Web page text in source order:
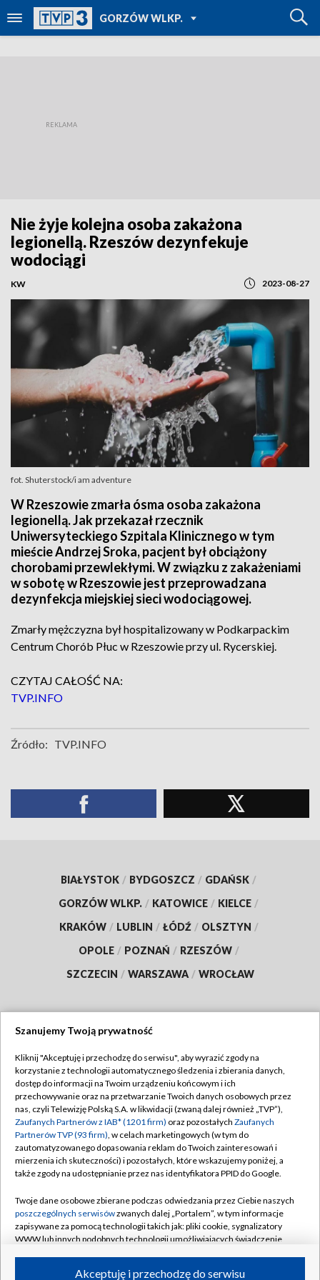
GORZÓW WLKP.
TVP REGIONY
Nie żyje kolejna osoba zakażona
legionellą. Rzeszów dezynfekuje
wodociągi
KW 2023-08-27
fot. Shuterstock/i am adventure
W Rzeszowie zmarła ósma osoba zakażona
legionellą. Jak przekazał rzecznik
Uniwersyteckiego Szpitala Klinicznego w tym
mieście Andrzej Sroka, pacjent był obciążony
chorobami przewlekłymi. W związku z zakażeniami
w sobotę w Rzeszowie jest przeprowadzana
dezynfekcja miejskiej sieci wodociągowej.
Zmarły mężczyzna był hospitalizowany w Podkarpackim
Centrum Chorób Płuc w Rzeszowie przy ul. Rycerskiej.
CZYTAJ CAŁOŚĆ NA:
TVP.INFO
Źródło: TVP.INFO
BIAŁYSTOK / BYDGOSZCZ / GDAŃSK /
GORZÓW WLKP. / KATOWICE / KIELCE /
KRAKÓW / LUBLIN / ŁÓDŹ / OLSZTYN /
OPOLE / POZNAŃ / RZESZÓW /
SZCZECIN / WARSZAWA / WROCŁAW
TVP
Abonament TVP
Emisja w TVP
Centrum informacji TVP
Naziemna Telewizja Cyfrowa
Rada Programowa
System NOS
Informacje o nadawcy
Regulamin TVP
Polityka prywatności
Moje zgody
Pomoc
Kontakt
Kanały
Szanujemy Twoją prywatność
Kliknij "Akceptuję i przechodzę do serwisu", aby wyrazić zgody na
korzystanie z technologii automatycznego śledzenia i zbierania danych,
dostęp do informacji na Twoim urządzeniu końcowym i ich
przechowywanie oraz na przetwarzanie Twoich danych osobowych przez
nas, czyli Telewizję Polską S.A. w likwidacji (zwaną dalej również „TVP”),
Zaufanych Partnerów z IAB* (1201 firm) oraz pozostałych Zaufanych
Partnerów TVP (93 firm), w celach marketingowych (w tym do
zautomatyzowanego dopasowania reklam do Twoich zainteresowań i
mierzenia ich skuteczności) i pozostałych, które wskazujemy poniżej, a
także zgody na udostępnianie przez nas identyfikatora PPID do Google.
Twoje dane osobowe zbierane podczas odwiedzania przez Ciebie naszych
poszczególnych serwisówzwanych dalej „Portalem”, w tym informacje
zapisywane za pomocą technologii takich jak: pliki cookie, sygnalizatory
WWW lub innych podobnych technologii umożliwiających świadczenie
ruchu w Internecie.Akceptuję i przechodzę do serwisu